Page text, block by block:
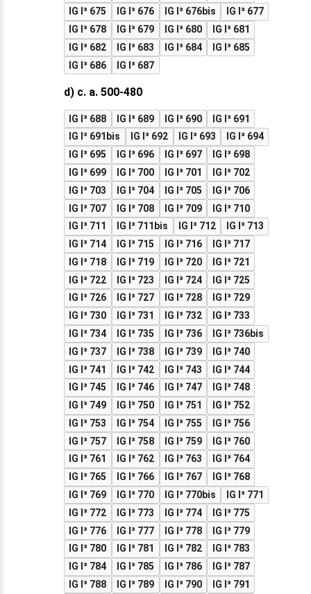
IG I³ 675
IG I³ 676 IG I³ 676bis
IG I³ 677
IG I³ 678
IG I³ 679 IG I³ 680
IG I³ 681
IG I³ 682
IG I³ 683 IG I³ 684
IG I³ 685
IG I³ 686
IG I³ 687
d) c. a. 500-480
IG I³ 688 IG I³ 689 IG I³ 690
IG I³ 691
IG I³ 691bis
IG I³ 692 IG I³ 693
IG I³ 694
IG I³ 695
IG I³ 696 IG I³ 697
IG I³ 698
IG I³ 699
IG I³ 700 IG I³ 701
IG I³ 702
IG I³ 703
IG I³ 704 IG I³ 705
IG I³ 706
IG I³ 707
IG I³ 708 IG I³ 709
IG I³ 710
IG I³ 711
IG I³ 711bis IG I³ 712
IG I³ 713
IG I³ 714
IG I³ 715 IG I³ 716
IG I³ 717
IG I³ 718
IG I³ 719 IG I³ 720
IG I³ 721
IG I³ 722
IG I³ 723 IG I³ 724
IG I³ 725
IG I³ 726
IG I³ 727 IG I³ 728
IG I³ 729
IG I³ 730
IG I³ 731 IG I³ 732
IG I³ 733
IG I³ 734
IG I³ 735 IG I³ 736
IG I³ 736bis
IG I³ 737
IG I³ 738 IG I³ 739
IG I³ 740
IG I³ 741
IG I³ 742 IG I³ 743
IG I³ 744
IG I³ 745
IG I³ 746 IG I³ 747
IG I³ 748
IG I³ 749
IG I³ 750 IG I³ 751
IG I³ 752
IG I³ 753
IG I³ 754 IG I³ 755
IG I³ 756
IG I³ 757
IG I³ 758 IG I³ 759
IG I³ 760
IG I³ 761
IG I³ 762 IG I³ 763
IG I³ 764
IG I³ 765
IG I³ 766 IG I³ 767
IG I³ 768
IG I³ 769
IG I³ 770 IG I³ 770bis
IG I³ 771
IG I³ 772
IG I³ 773 IG I³ 774
IG I³ 775
IG I³ 776
IG I³ 777 IG I³ 778
IG I³ 779
IG I³ 780
IG I³ 781 IG I³ 782
IG I³ 783
IG I³ 784
IG I³ 785 IG I³ 786
IG I³ 787
IG I³ 788
IG I³ 789 IG I³ 790
IG I³ 791